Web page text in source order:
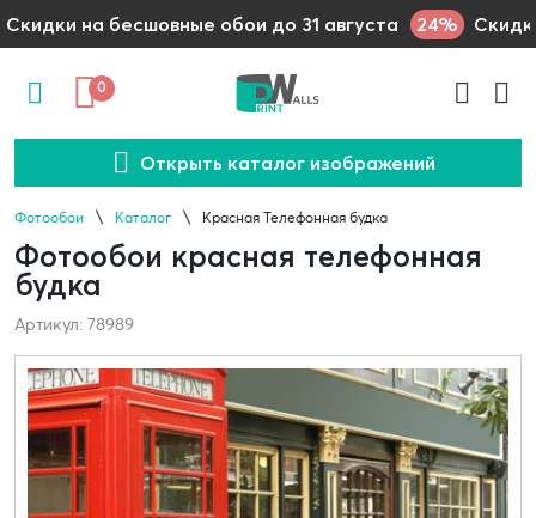
Скидки на бесшовные обои до 31 августа 24%
0
Открыть каталог изображений
Фотообои Каталог Красная Телефонная будка
Фотообои красная телефонная
будка
Артикул: 78989